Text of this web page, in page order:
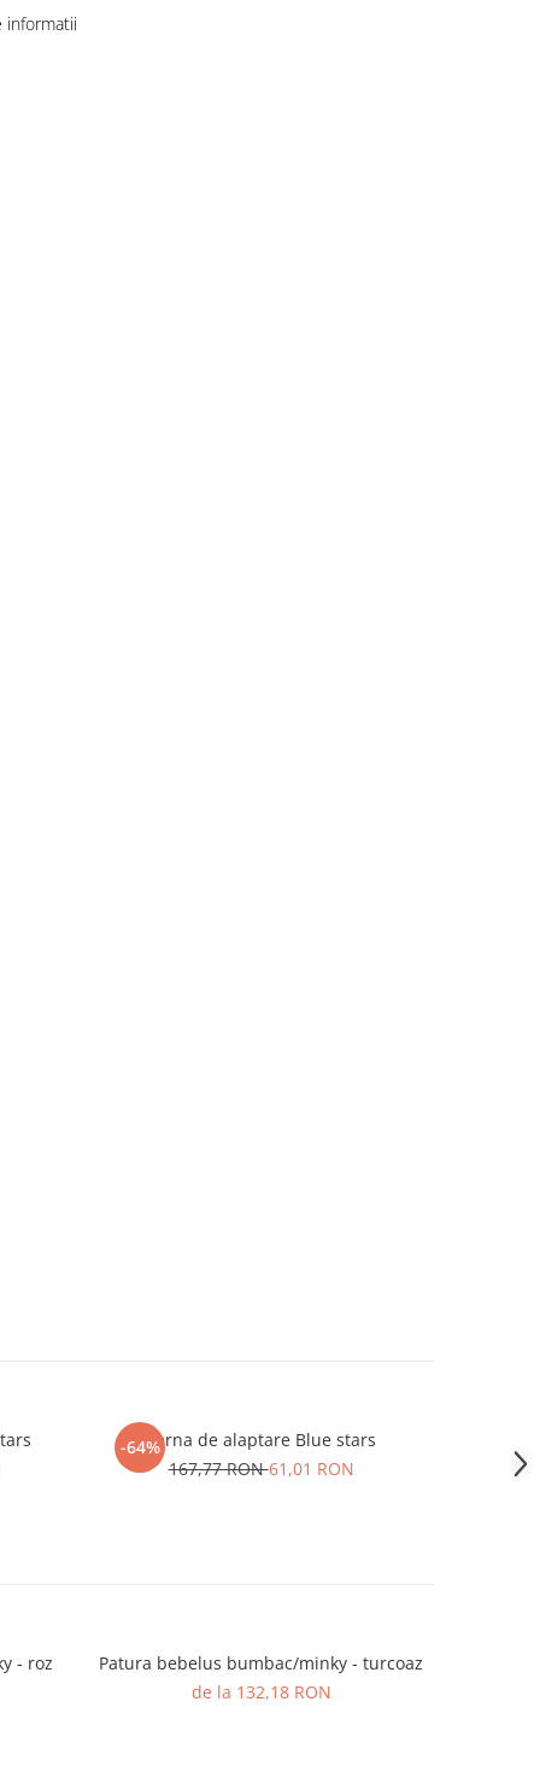
informatii
-64%Perna de alaptare Blue stars
167,77 RON61,01 RON
- roz
Patura bebelus bumbac/minky - turcoaz
de la 132,18 RON